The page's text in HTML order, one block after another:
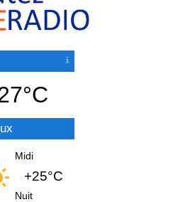
Midi
+25°C
Nuit